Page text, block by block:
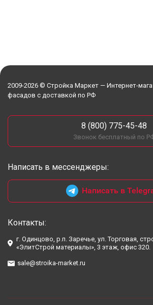
2009-2026 © Стройка Маркет — Интернет-
фасадов с доставкой по РФ
8 (800) 775-45-48
Звонок бесплатный по
Написать в мессенджеры:
Написать в
Контакты:
г. Одинцово, р.п. Заречье, ул. Торговая,
«ЭлитСтрой материалы», 3 этаж, офис 320.
sale@stroika-market.ru